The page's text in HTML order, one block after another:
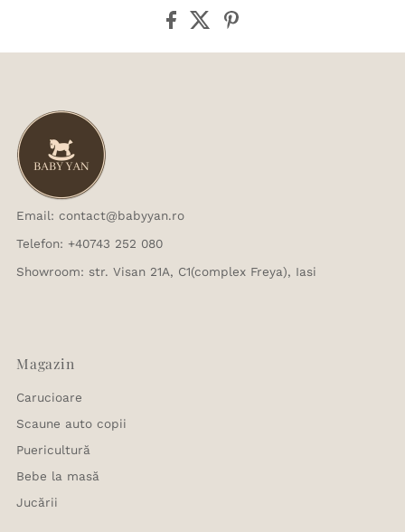
Email: contact@babyyan.ro
Telefon: +40743 252 080
Showroom: str. Visan 21A, C1(complex Freya), Iasi
Magazin
Carucioare
Scaune auto copii
Puericultură
Bebe la masă
Jucării